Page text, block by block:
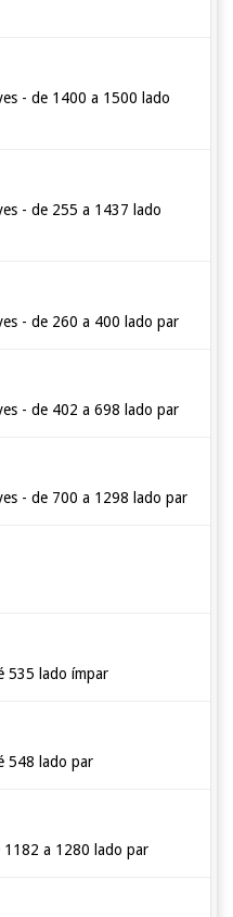
- de 1400 a 1500 lado
- de 255 a 1437 lado
- de 260 a 400 lado par
- de 402 a 698 lado par
- de 700 a 1298 lado par
535 lado ímpar
548 lado par
1182 a 1280 lado par